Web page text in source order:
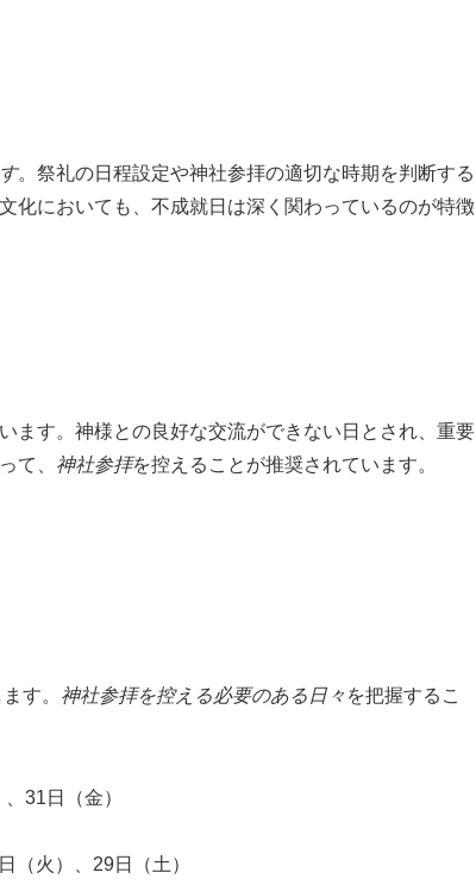
。祭礼の日程設定や神社参拝の適切な時期を判断する
化においても、不成就日は深く関わっているのが特徴
ます。神様との良好な交流ができない日とされ、重要
て、 神社参拝を控えることが推奨されています。
す。 神社参拝を控える必要のある日々 を把握するこ
31日（金）
（火）、29日（土）